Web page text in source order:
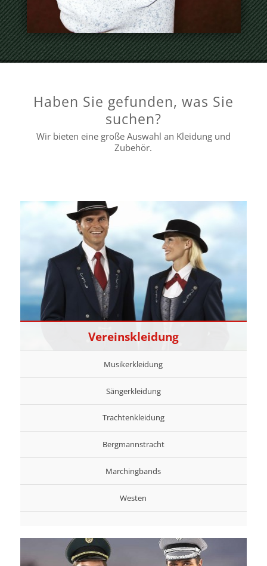
Haben Sie gefunden, was Sie
suchen?
Wir bieten eine große Auswahl an Kleidung und
Zubehör.
Vereinskleidung
Musikerkleidung
Sängerkleidung
Trachtenkleidung
Bergmannstracht
Marchingbands
Westen